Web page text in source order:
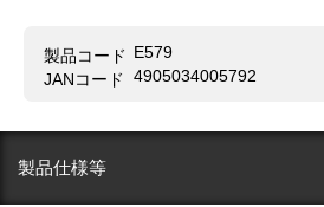
製品コード E579
JANコード
4905034005792
製品仕様等